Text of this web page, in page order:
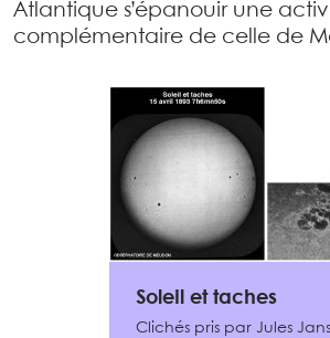
Atlantique s’épanouir une
complémentaire de celle de
Soleil et taches
Clichés pris par Jules